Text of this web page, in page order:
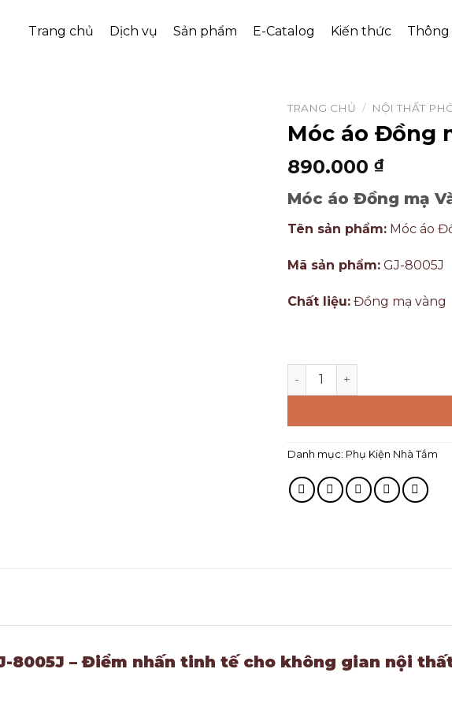
Trang chủ Dịch vụ Sản phẩm E-Catalog Kiến thức Thông
TRANG CHỦ / NỘI THẤT
Móc áo Đồng
890.000 ₫
Móc áo Đồng mạ
Tên sản phẩm: Móc áo
Mã sản phẩm: GJ-8005J
Chất liệu: Đồng mạ vàng
Danh mục: Phụ Kiện Nhà Tắm
8005J – Điểm nhấn tinh tế cho không gian nội